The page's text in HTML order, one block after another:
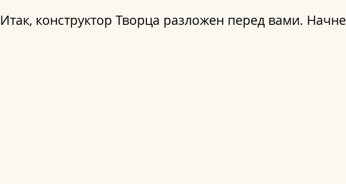
Итак, конструктор Творца разложен перед вами.